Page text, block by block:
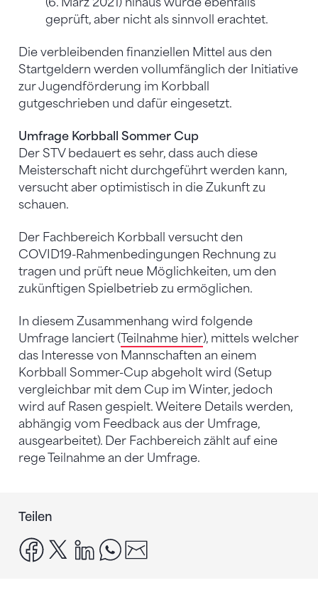
geprüft, aber nicht als sinnvoll erachtet.
Die verbleibenden finanziellen Mittel aus den
Startgeldern werden vollumfänglich der Initiative
zur Jugendförderung im Korbball
gutgeschrieben und dafür eingesetzt.
Umfrage Korbball Sommer Cup
Der STV bedauert es sehr, dass auch diese
Meisterschaft nicht durchgeführt werden kann,
versucht aber optimistisch in die Zukunft zu
schauen.
Der Fachbereich Korbball versucht den
COVID19-Rahmenbedingungen Rechnung zu
tragen und prüft neue Möglichkeiten, um den
zukünftigen Spielbetrieb zu ermöglichen.
In diesem Zusammenhang wird folgende
Umfrage lanciert ( Teilnahme hier), mittels welcher
das Interesse von Mannschaften an einem
Korbball Sommer-Cup abgeholt wird (Setup
vergleichbar mit dem Cup im Winter, jedoch
wird auf Rasen gespielt. Weitere Details werden,
abhängig vom Feedback aus der Umfrage,
ausgearbeitet). Der Fachbereich zählt auf eine
rege Teilnahme an der Umfrage.
Teilen
facebook
x linkedinwhatsapp